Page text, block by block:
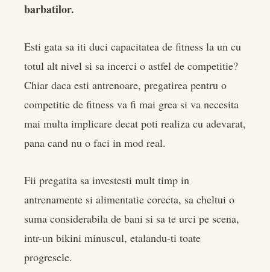
barbatilor.
Esti gata sa iti duci capacitatea de fitness la un cu
totul alt nivel si sa incerci o astfel de competitie?
Chiar daca esti antrenoare, pregatirea pentru o
competitie de fitness va fi mai grea si va necesita
mai multa implicare decat poti realiza cu adevarat,
pana cand nu o faci in mod real.
Fii pregatita sa investesti mult timp in
antrenamente si alimentatie corecta, sa cheltui o
suma considerabila de bani si sa te urci pe scena,
intr-un bikini minuscul, etalandu-ti toate
progresele.